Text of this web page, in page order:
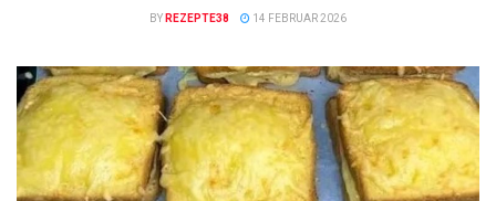
BY REZEPTE38 14 FEBRUAR 2026